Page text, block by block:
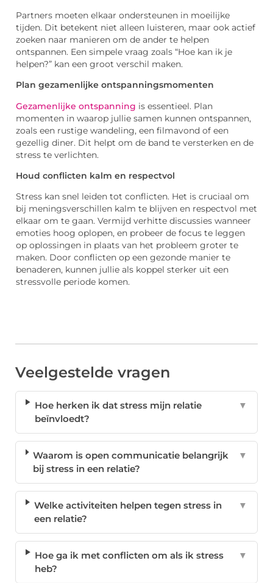
Partners moeten elkaar ondersteunen in moeilijke
tijden. Dit betekent niet alleen luisteren, maar ook actief
zoeken naar manieren om de ander te helpen
ontspannen. Een simpele vraag zoals “Hoe kan ik je
helpen?” kan een groot verschil maken.
Plan gezamenlijke ontspanningsmomenten
Gezamenlijke ontspanning is essentieel. Plan
momenten in waarop jullie samen kunnen ontspannen,
zoals een rustige wandeling, een filmavond of een
gezellig diner. Dit helpt om de band te versterken en de
stress te verlichten.
Houd conflicten kalm en respectvol
Stress kan snel leiden tot conflicten. Het is cruciaal om
bij meningsverschillen kalm te blijven en respectvol met
elkaar om te gaan. Vermijd verhitte discussies wanneer
emoties hoog oplopen, en probeer de focus te leggen
op oplossingen in plaats van het probleem groter te
maken. Door conflicten op een gezonde manier te
benaderen, kunnen jullie als koppel sterker uit een
stressvolle periode komen.
Veelgestelde vragen
Hoe herken ik dat stress mijn relatie
beïnvloedt?
▼
Waarom is open communicatie belangrijk
bij stress in een relatie?
▼
Welke activiteiten helpen tegen stress in
een relatie?
▼
Hoe ga ik met conflicten om als ik stress
heb?
▼